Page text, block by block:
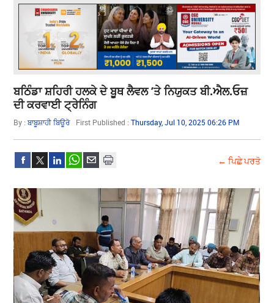
ਬਠਿੰਡਾ ਸ਼ਹਿਰੀ ਹਲਕੇ ਦੇ ਬੂਥ ਲੈਵਲ ’ਤੇ ਨਿਯੁਕਤ ਬੀ.ਐਲ.ਓਜ਼
ਦੀ ਕਰਵਾਈ ਟ੍ਰੇਨਿੰਗ
By :ਬਾਬੂਸ਼ਾਹੀ ਬਿਊਰੋ First Published :Thursday, Jul 10, 2025 06:26 PM
← ਪਿਛੇ ਪਰਤੋ